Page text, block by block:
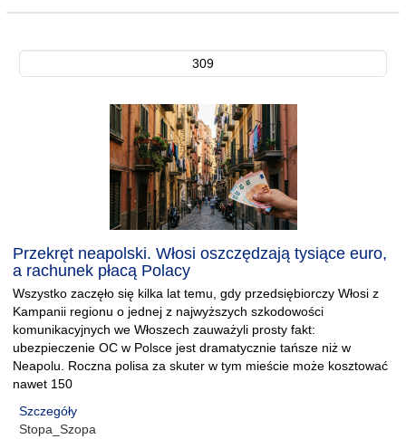
309
Przekręt neapolski. Włosi oszczędzają tysiące euro,
a rachunek płacą Polacy
Wszystko zaczęło się kilka lat temu, gdy przedsiębiorczy Włosi z
Kampanii regionu o jednej z najwyższych szkodowości
komunikacyjnych we Włoszech zauważyli prosty fakt:
ubezpieczenie OC w Polsce jest dramatycznie tańsze niż w
Neapolu. Roczna polisa za skuter w tym mieście może kosztować
nawet 150
Szczegóły
Stopa_Szopa